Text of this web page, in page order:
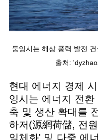
둥잉시는 해상 풍력 발전
출처:
현대 에너지 경제
잉시는 에너지 전
축 및 생산 확대를
하저(源網荷儲, 전
일체화' 및 다중 에